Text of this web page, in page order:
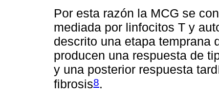
Por esta razón la MCG se
mediada por linfocitos T y
descrito una etapa temprana
producen una respuesta de
y una posterior respuesta
fibrosis8.